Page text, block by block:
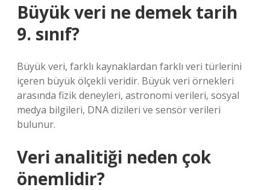
Büyük veri ne demek tarih
9. sınıf?
Büyük veri, farklı kaynaklardan farklı veri türlerini
içeren büyük ölçekli veridir. Büyük veri örnekleri
arasında fizik deneyleri, astronomi verileri, sosyal
medya bilgileri, DNA dizileri ve sensör verileri
bulunur.
Veri analitiği neden çok
önemlidir?